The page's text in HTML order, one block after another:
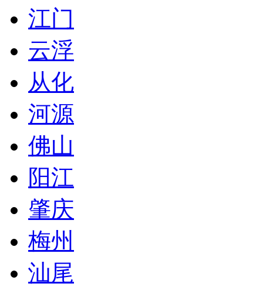
江门
云浮
从化
河源
佛山
阳江
肇庆
梅州
汕尾